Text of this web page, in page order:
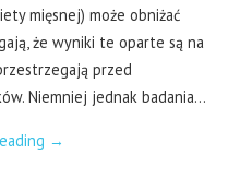
mięsnej) może obniżać
że wyniki te oparte są na
przed
Niemniej jednak badania…
→